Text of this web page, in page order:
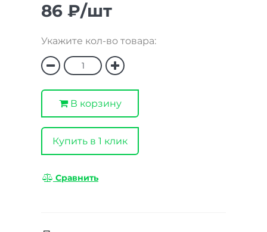
86 ₽/шт
Укажите кол-во товара:
В корзину
Купить в 1 клик
Сравнить